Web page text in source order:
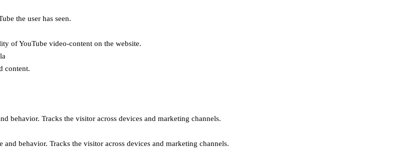
the user has seen.
of YouTube video-content on the website.
content.
behavior. Tracks the visitor across devices and marketing channels.
behavior. Tracks the visitor across devices and marketing channels.